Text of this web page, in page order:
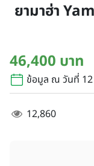
ยามาฮ่า
46,400 บาท
ข้อมูล ณ วันที่
12,860